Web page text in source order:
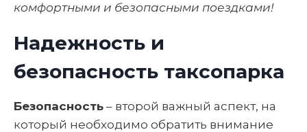
комфортными и безопасными поездками!
Надежность и
безопасность таксопарка
Безопасность – второй важный аспект, на
который необходимо обратить внимание